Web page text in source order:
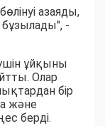
азаяды,
бұзылады", -
ұйқыны
Олар
бір
және
берді.